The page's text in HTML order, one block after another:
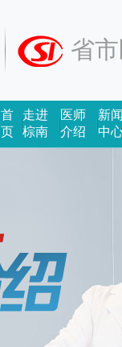
省
首
页
走进
棕南
医师
介绍
新闻
中